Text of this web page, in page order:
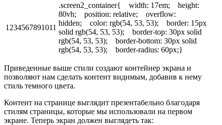
1234567891011
.screen2_container{ width: 17em; height:
80vh; position: relative; overflow:
hidden; color: rgb(54, 53, 53); border: 15px
solid rgb(54, 53, 53); border-top: 30px solid
rgb(54, 53, 53); border-bottom: 30px solid
rgb(54, 53, 53); border-radius: 60px;}
Приведенные выше стили создают контейнер экрана и
позволяют нам сделать контент видимым, добавив к нему
стиль темного цвета.
Контент на странице выглядит презентабельно благодаря
стилям страницы, которые мы использовали на первом
экране. Теперь экран должен выглядеть так: